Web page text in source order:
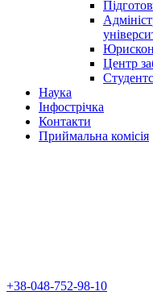
Центр
Наука
Інфострічка
Контакти
Приймальна комісія
+38-048-752-98-10